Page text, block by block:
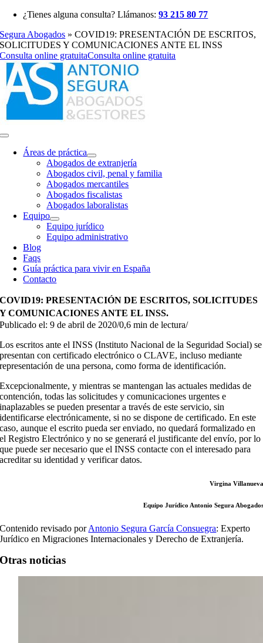
Saltar
contenido
¿Tienes alguna consulta? Llámanos:93 215 80 77
Segura Abogados »COVID19: PRESENTACIÓN DE ESCRITOS,
SOLICITUDES Y COMUNICACIONES ANTE EL INSS
Consulta online gratuitaConsulta online gratuita
Toggle
NavigationÁreas de práctica
Abogados de extranjería
Abogados civil, penal y familia
Abogados mercantiles
Abogados fiscalistas
Abogados laboralistas
Equipo
Equipo jurídico
Equipo administrativo
Blog
Faqs
Guía práctica para vivir en España
Contacto
COVID19: PRESENTACIÓN DE ESCRITOS, SOLICITUDES
Y COMUNICACIONES ANTE EL INSS.
Publicado el: 9 de abril de 2020/0,6 min de lectura/
Los escritos ante el INSS (Instituto Nacional de la Seguridad Social) se
presentan con certificado electrónico o CLAVE, incluso mediante
representación de una persona, como forma de identificación.
Excepcionalmente, y mientras se mantengan las actuales medidas de
contención, todas las solicitudes y comunicaciones urgentes e
inaplazables se pueden presentar a través de este servicio, sin
identificarse electrónicamente, si no se dispone de certificado. En este
caso, aunque el escrito pueda ser enviado, no quedará formalizado en
el Registro Electrónico y no se generará el justificante del envío, por lo
que puede ser necesario que el INSS contacte con el interesado para
acreditar su identidad y verificar datos.
Virgina Villanueva
Equipo Jurídico Antonio Segura Abogados
Contenido revisado porAntonio Segura García Consuegra: Experto
Jurídico en Migraciones Internacionales y Derecho de Extranjería.
Otras noticias